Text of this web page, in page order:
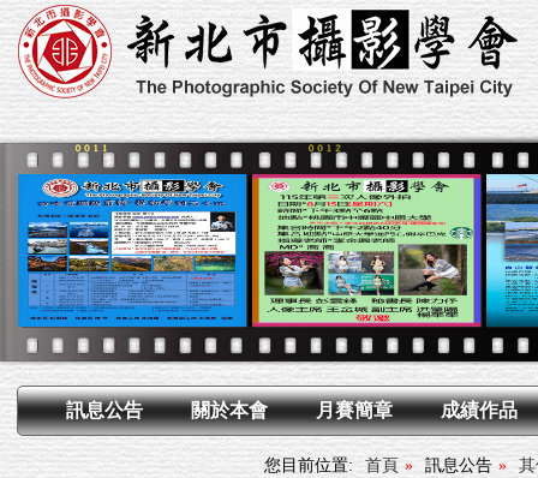
訊息公告 關於本會 月賽簡章 成績作品
您目前位置: 首頁 » 訊息公告 »